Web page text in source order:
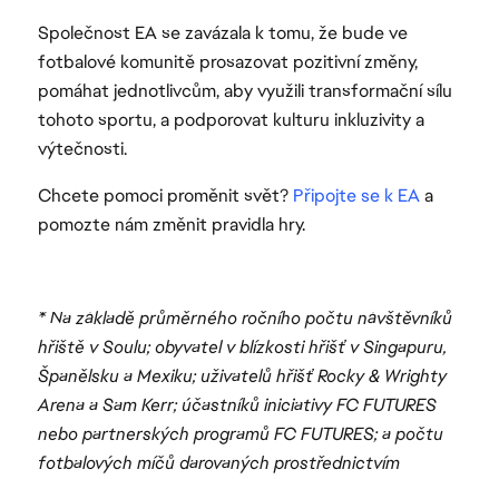
Společnost EA se zavázala k tomu, že bude ve
fotbalové komunitě prosazovat pozitivní změny,
pomáhat jednotlivcům, aby využili transformační sílu
tohoto sportu, a podporovat kulturu inkluzivity a
výtečnosti.
Chcete pomoci proměnit svět? Připojte se k EAa
pomozte nám změnit pravidla hry.
* Na základě průměrného ročního počtu návštěvníků
hřiště v Soulu; obyvatel v blízkosti hřišť v Singapuru,
Španělsku a Mexiku; uživatelů hřišť Rocky & Wrighty
Arena a Sam Kerr; účastníků iniciativy FC FUTURES
nebo partnerských programů FC FUTURES; a počtu
fotbalových míčů darovaných prostřednictvím